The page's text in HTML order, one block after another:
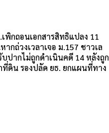
พิกถอนเอกสารสิทธิแปลง 11
กถ่วงเวลาเจอ ม.157 ชาวเล
บปากไม่ถูกดำเนินคดี 14 หลังถูก
ที่ดิน รองปลัด ยธ. ยกแผนที่ทาง